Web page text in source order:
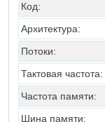
Код:
Архитектура:
Потоки:
Тактовая частота:
Частота памяти:
Шина памяти: